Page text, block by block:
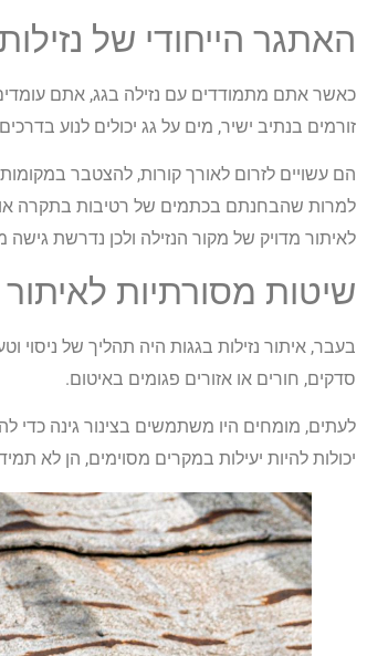
האתגר הייחודי של
כאשר אתם מתמודדים עם נזילה בגג, אתם
זורמים בנתיב ישיר, מים על גג יכולים לנוע
הם עשויים לזרום לאורך קורות, להצטבר
למרות שהבחנתם בכתמים של רטיבות בתקרה או
לאיתור מדויק של מקור הנזילה ולכן נדרשת גישה
שיטות מסורתיות לאיתור
בעבר, איתור נזילות בגגות היה תהליך של ניסוי
סדקים, חורים או אזורים פגומים באיטום.
לעתים, מומחים היו משתמשים בצינור גינה כדי
יכולות להיות יעילות במקרים מסוימים, הן לא